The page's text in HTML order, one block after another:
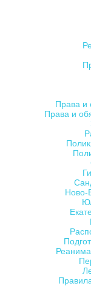
Права и
Права и
Ново-